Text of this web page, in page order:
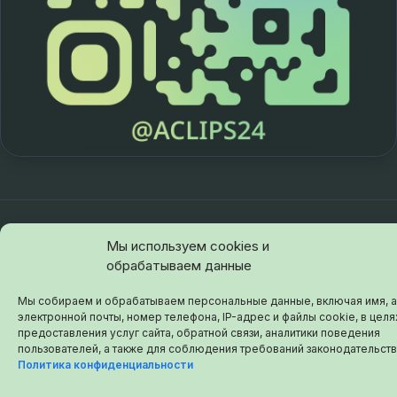
Мы используем cookies и
обрабатываем данные
Мы собираем и обрабатываем персональные данные, включая имя,
электронной почты, номер телефона, IP-адрес и файлы cookie, в
предоставления услуг сайта, обратной связи, аналитики поведения
пользователей, а также для соблюдения требований
Политика конфиденциальности